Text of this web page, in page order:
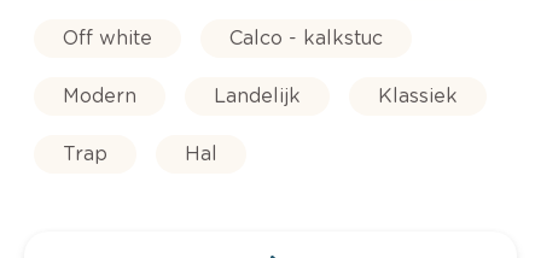
Off white Calco - kalkstuc
Modern Landelijk Klassiek
Trap Hal